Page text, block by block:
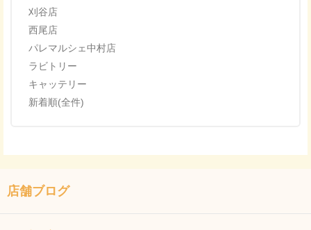
刈谷店
西尾店
パレマルシェ中村店
ラビトリー
キャッテリー
新着順(全件)
店舗ブログ